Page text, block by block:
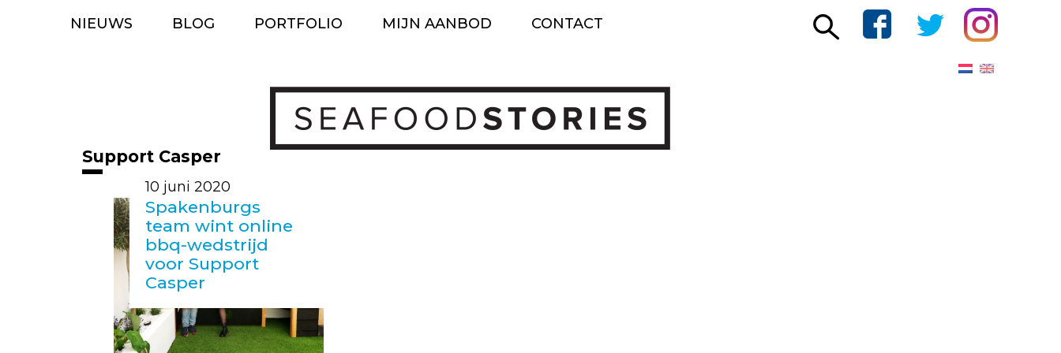
NIEUWS BLOG PORTFOLIO MIJN AANBOD CONTACT
inhoud
Support Casper
10 juni 2020
Spakenburgs
team wint online
bbq-wedstrijd
voor Support
Casper